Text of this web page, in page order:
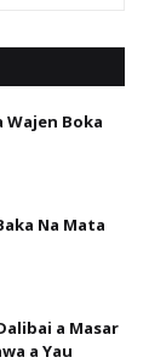
Wajen Boka
Na Mata
a Masar
a Yau